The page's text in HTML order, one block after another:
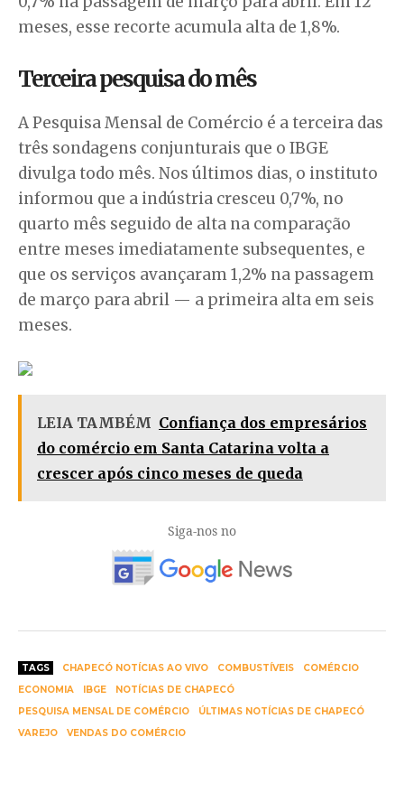
meses, esse recorte acumula alta de 1,8%.
Terceira pesquisa do mês
A Pesquisa Mensal de Comércio é a terceira das
três sondagens conjunturais que o IBGE
divulga todo mês. Nos últimos dias, o instituto
informou que a indústria cresceu 0,7%, no
quarto mês seguido de alta na comparação
entre meses imediatamente subsequentes, e
que os serviços avançaram 1,2% na passagem
de março para abril — a primeira alta em seis
meses.
LEIA TAMBÉM Confiança dos empresários
do comércio em Santa Catarina volta a
crescer após cinco meses de queda
Siga-nos no
TAGS CHAPECÓ NOTÍCIAS AO VIVO COMBUSTÍVEIS
COMÉRCIO
ECONOMIA
IBGE
NOTÍCIAS DE CHAPECÓ
PESQUISA MENSAL DE COMÉRCIO
ÚLTIMAS NOTÍCIAS DE CHAPECÓ
VAREJO
VENDAS DO COMÉRCIO